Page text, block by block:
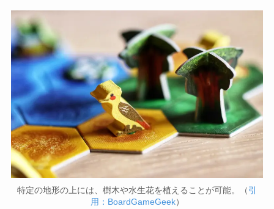
特定の地形の上には、樹木や水生花を植えることが可能。（ 引
用：BoardGameGeek）